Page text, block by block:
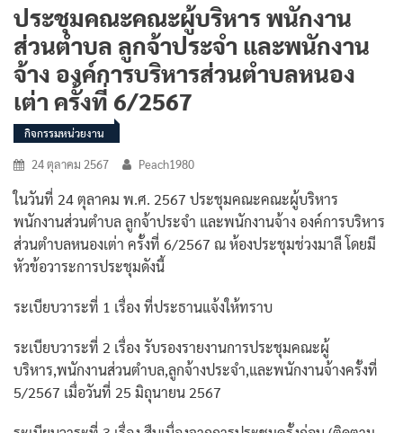
ประชุมคณะคณะผู้บริหาร พนักงาน
ส่วนตำบล ลูกจ้าประจำ และพนักงาน
จ้าง องค์การบริหารส่วนตำบลหนอง
เต่า ครั้งที่ 6/2567
กิจกรรมหน่วยงาน
24 ตุลาคม 2567 Peach1980
ในวันที่ 24 ตุลาคม พ.ศ. 2567 ประชุมคณะคณะผู้บริหาร
พนักงานส่วนตำบล ลูกจ้าประจำ และพนักงานจ้าง องค์การบริหาร
ส่วนตำบลหนองเต่า ครั้งที่ 6/2567 ณ ห้องประชุมช่วงมาลี โดยมี
หัวข้อวาระการประชุมดังนี้
ระเบียบวาระที่ 1 เรื่อง ที่ประธานแจ้งให้ทราบ
ระเบียบวาระที่ 2 เรื่อง รับรองรายงานการประชุมคณะผู้
บริหาร,พนักงานส่วนตำบล,ลูกจ้างประจำ,และพนักงานจ้างครั้งที่
5/2567 เมื่อวันที่ 25 มิถุนายน 2567